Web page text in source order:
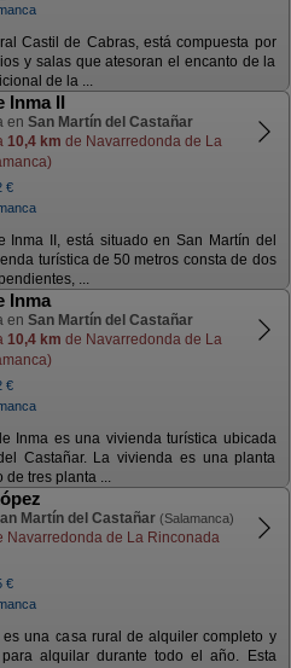
Castil de Cabras, está compuesta por
y salas que atesoran el encanto de la
de la ...
Inma II
en San Martín del Castañar
10,4 km de Navarredonda de La
€
Inma II, está situado en San Martín del
turística de 50 metros consta de dos
...
Inma
en San Martín del Castañar
10,4 km de Navarredonda de La
€
Inma es una vivienda turística ubicada
Castañar. La vivienda es una planta
de tres planta ...
Martín del Castañar (Salamanca)
Navarredonda de La Rinconada
€
una casa rural de alquiler completo y
alquilar durante todo el año. Esta